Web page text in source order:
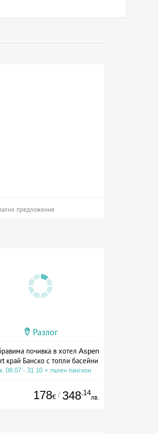
предложение
Разлог
почивка в хотел Aspen
край Банско с топли басейни
08.07 - 31.10 + пълен пансион
178€ / 348.14
лв.